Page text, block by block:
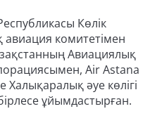
Көлік
авиация комитетімен
Авиациялық
Air Astana
әуе көлігі
ұйымдастырған.